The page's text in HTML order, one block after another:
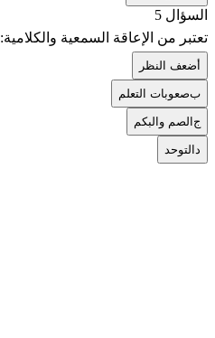
السؤال 5
تعتبر من الإعاقة السمعية والكلامية:
أضعف النظر
بصعوبات التعلم
ج الصم والبكم
د التوحد